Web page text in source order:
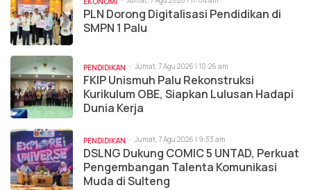
PLN Dorong Digitalisasi Pendidikan di
SMPN 1 Palu
PENDIDIKAN Jumat, 7 Agu 2026 | 10:26 am
FKIP Unismuh Palu Rekonstruksi
Kurikulum OBE, Siapkan Lulusan Hadapi
Dunia Kerja
PENDIDIKAN Jumat, 7 Agu 2026 | 9:33 am
DSLNG Dukung COMIC 5 UNTAD, Perkuat
Pengembangan Talenta Komunikasi
Muda di Sulteng